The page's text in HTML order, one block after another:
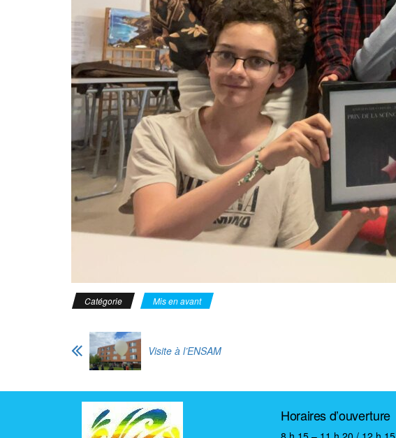
Catégorie Mis en avant
Visite à l’ENSAM
Horaires d’ouverture